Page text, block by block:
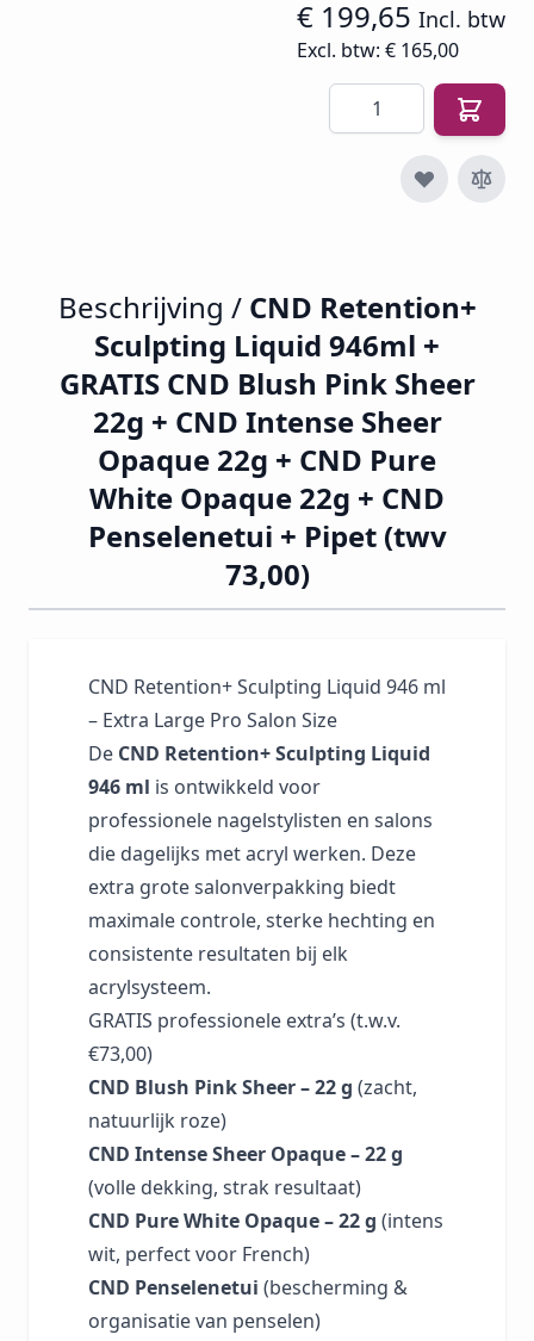
€ 199,65 Incl. btw
Excl. btw: € 165,00
Aantal
Beschrijving / CND Retention+
Sculpting Liquid 946ml +
GRATIS CND Blush Pink Sheer
22g + CND Intense Sheer
Opaque 22g + CND Pure
White Opaque 22g + CND
Penselenetui + Pipet (twv
73,00)
CND Retention+ Sculpting Liquid 946 ml
– Extra Large Pro Salon Size
De CND Retention+ Sculpting Liquid
946 ml is ontwikkeld voor
professionele nagelstylisten en salons
die dagelijks met acryl werken. Deze
extra grote salonverpakking biedt
maximale controle, sterke hechting en
consistente resultaten bij elk
acrylsysteem.
GRATIS professionele extra’s (t.w.v.
€73,00)
CND Blush Pink Sheer – 22 g (zacht,
natuurlijk roze)
CND Intense Sheer Opaque – 22 g
(volle dekking, strak resultaat)
CND Pure White Opaque – 22 g (intens
wit, perfect voor French)
CND Penselenetui (bescherming &
organisatie van penselen)